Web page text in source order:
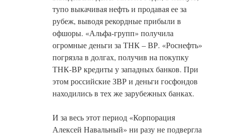
тупо выкачивая нефть и продавая ее за
рубеж, выводя рекордные прибыли в
офшоры. «Альфа-групп» получила
огромные деньги за ТНК – ВР. «Роснефть»
погрязла в долгах, получив на покупку
ТНК-ВР кредиты у западных банков. При
этом российские ЗВР и деньги госфондов
находились в тех же зарубежных банках.
И за весь этот период «Корпорация
Алексей Навальный» ни разу не подвергла